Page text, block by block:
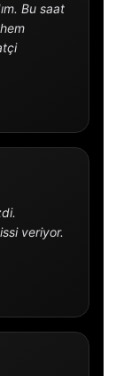
Bu saat
veriyor.